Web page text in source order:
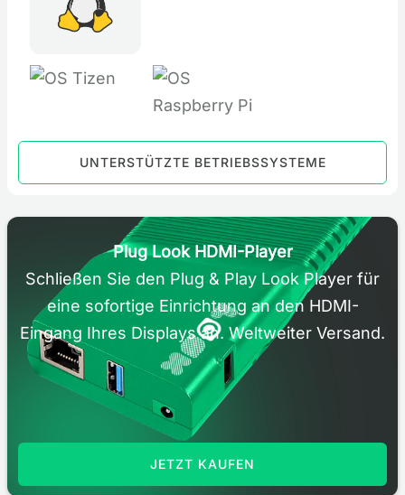
UNTERSTÜTZTE BETRIEBSSYSTEME
Plug Look HDMI-Player
Schließen Sie den Plug & Play Look Player für
eine sofortige Einrichtung an den HDMI-
Eingang Ihres Displays an. Weltweiter Versand.
JETZT KAUFEN